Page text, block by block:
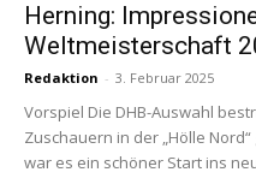
Herning:
Weltmeisterschaft
Redaktion - 3. Februar 2025
Vorspiel Die DHB-Auswahl
Zuschauern in der „Hölle
war es ein schöner Start ins